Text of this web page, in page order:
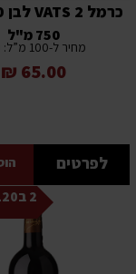
כרמל 2 VATS לבן 750 מ"ל
750 מ"ל
מחיר ל-100 מ”ל: 9 ₪
65.00 ₪
לפרטים
2 ב120 ₪